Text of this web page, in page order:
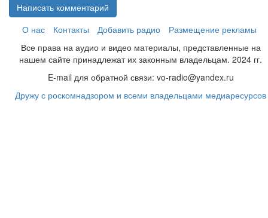
Написать комментарий
О нас
Контакты Добавить радио
Размещение рекламы
Все права на аудио и видео материалы, представленные на
нашем сайте принадлежат их законным владельцам. 2024 гг.
E-mail для обратной связи: vo-radio@yandex.ru
Дружу с роскомнадзором и всеми владельцами медиаресурсов